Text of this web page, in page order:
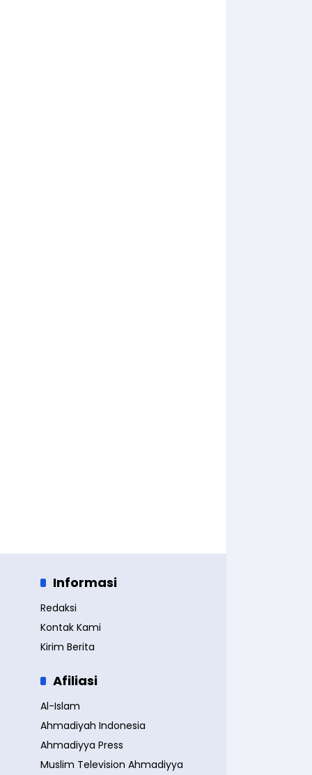
Informasi
Redaksi
Kontak Kami
Kirim Berita
Afiliasi
Al-Islam
Ahmadiyah Indonesia
Ahmadiyya Press
Muslim Television Ahmadiyya